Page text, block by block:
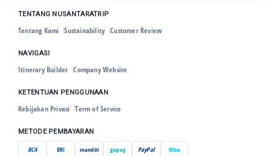
TENTANG NUSANTARATRIP
Tentang Kami Sustainability Customer Review
NAVIGASI
Itinerary Builder Company Website
KETENTUAN PENGGUNAAN
Kebijakan Privasi Term of Service
METODE PEMBAYARAN
BCA BRI mandiri gopay PayPal Wise